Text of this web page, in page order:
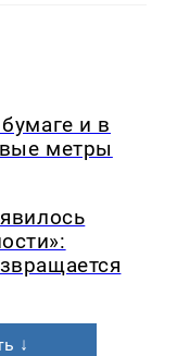
и в
метры
↓